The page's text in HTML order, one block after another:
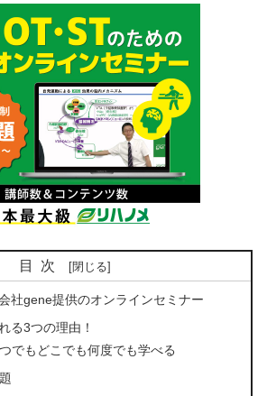
目次
社gene提供のオンラインセミナー
る3つの理由！
でもどこでも何度でも学べる